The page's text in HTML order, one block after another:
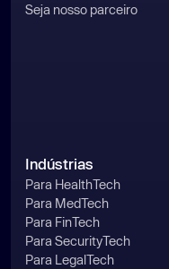
Seja nosso parceiro
Indústrias
Para HealthTech
Para MedTech
Para FinTech
Para SecurityTech
Para LegalTech